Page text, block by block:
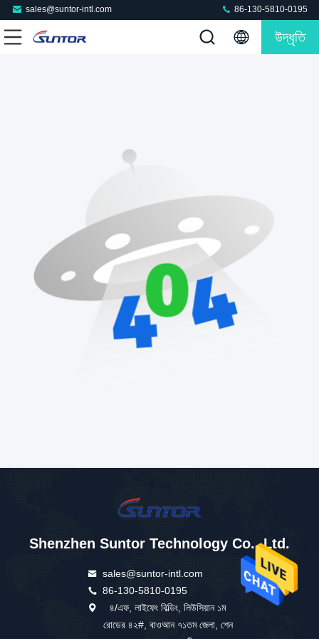
sales@suntor-intl.com 86-130-5810-0195
উদ্ধৃতি
Shenzhen Suntor Technology Co., Ltd.
sales@suntor-intl.com
86-130-5810-0195
৪/এফ, লাইফেং বিল্ডিং, লিউসিয়ান ১ম
রোডের ৪২#, বাওআন ৭১তম জেলা, শেন